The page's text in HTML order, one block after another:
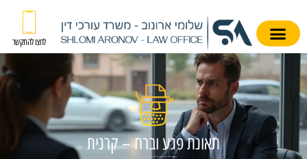
לחצו להתקשר
תאונת פגע וברח – קרנית